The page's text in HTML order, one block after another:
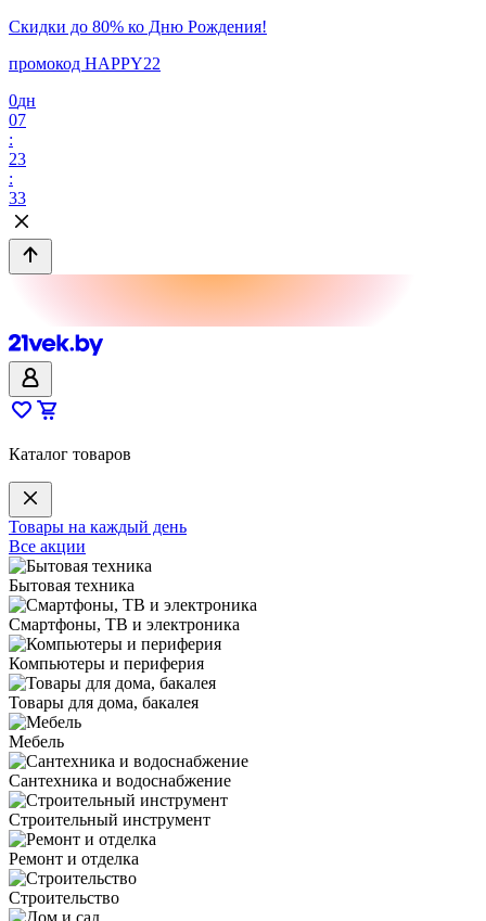
Скидки до 80% ко Дню Рождения!
промокод HAPPY22
0дн
07
:
23
:
33
Каталог товаров
Товары на каждый день
Все акции
Бытовая техника
Смартфоны, ТВ и электроника
Компьютеры и периферия
Товары для дома, бакалея
Мебель
Сантехника и водоснабжение
Строительный инструмент
Ремонт и отделка
Строительство